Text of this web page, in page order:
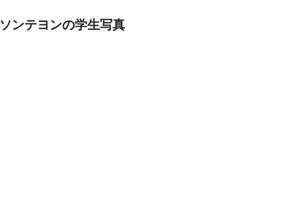
ソンテヨンの学生写真